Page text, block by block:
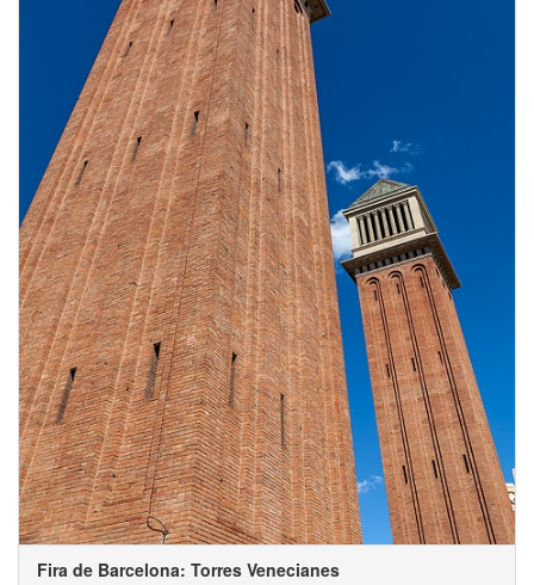
Fira de Barcelona: Torres Venecianes